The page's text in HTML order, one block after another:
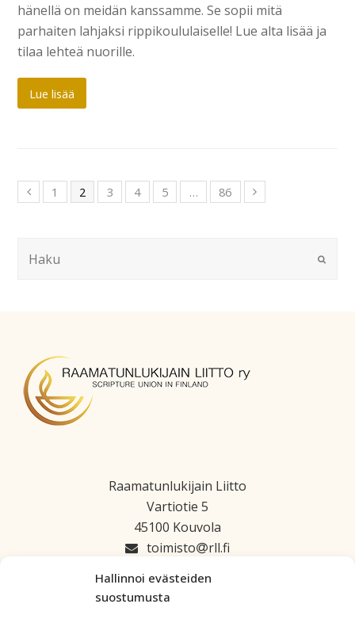
Hallinnoi evästeiden
suostumusta
hänellä on meidän kanssamme. Se sopii mitä
parhaiten lahjaksi rippikoululaiselle! Lue alta lisää ja
tilaa lehteä nuorille.
Lue lisää
1 2 3 4 5 … 86
Raamatunlukijain Liitto
Vartiotie 5
45100 Kouvola
toimisto
rll.fi